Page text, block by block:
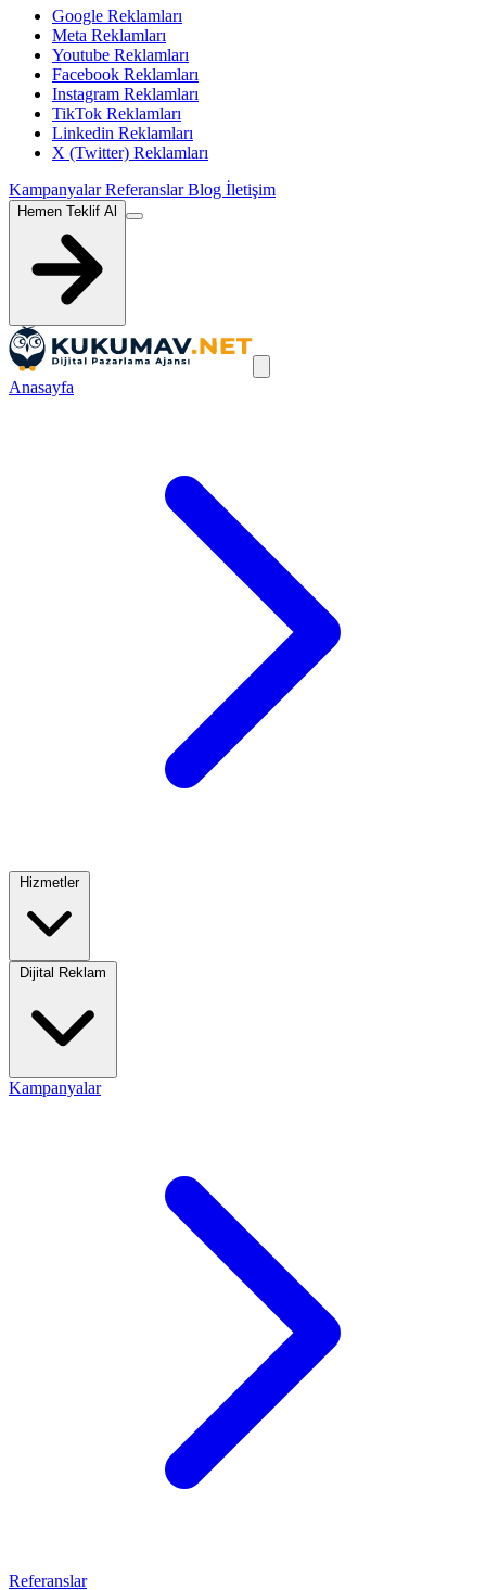
Google Reklamları
Meta Reklamları
Youtube Reklamları
Facebook Reklamları
Instagram Reklamları
TikTok Reklamları
Linkedin Reklamları
X (Twitter) Reklamları
KampanyalarReferanslarBlog İletişim
Hemen Teklif Al
Anasayfa
Hizmetler
Kampanyalar
Referanslar